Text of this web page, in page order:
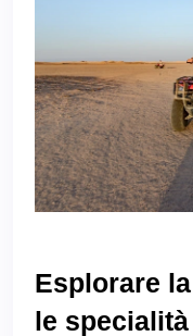
Esplorare
le